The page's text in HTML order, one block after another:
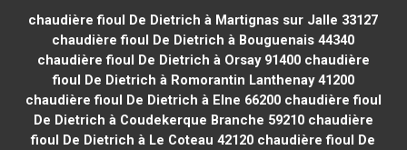
chaudière fioul De Dietrich à Martignas sur Jalle 33127
chaudière fioul De Dietrich à Bouguenais 44340
chaudière fioul De Dietrich à Orsay 91400chaudière
fioul De Dietrich à Romorantin Lanthenay 41200
chaudière fioul De Dietrich à Elne 66200chaudière fioul
De Dietrich à Coudekerque Branche 59210chaudière
fioul De Dietrich à Le Coteau 42120 chaudière fioul De